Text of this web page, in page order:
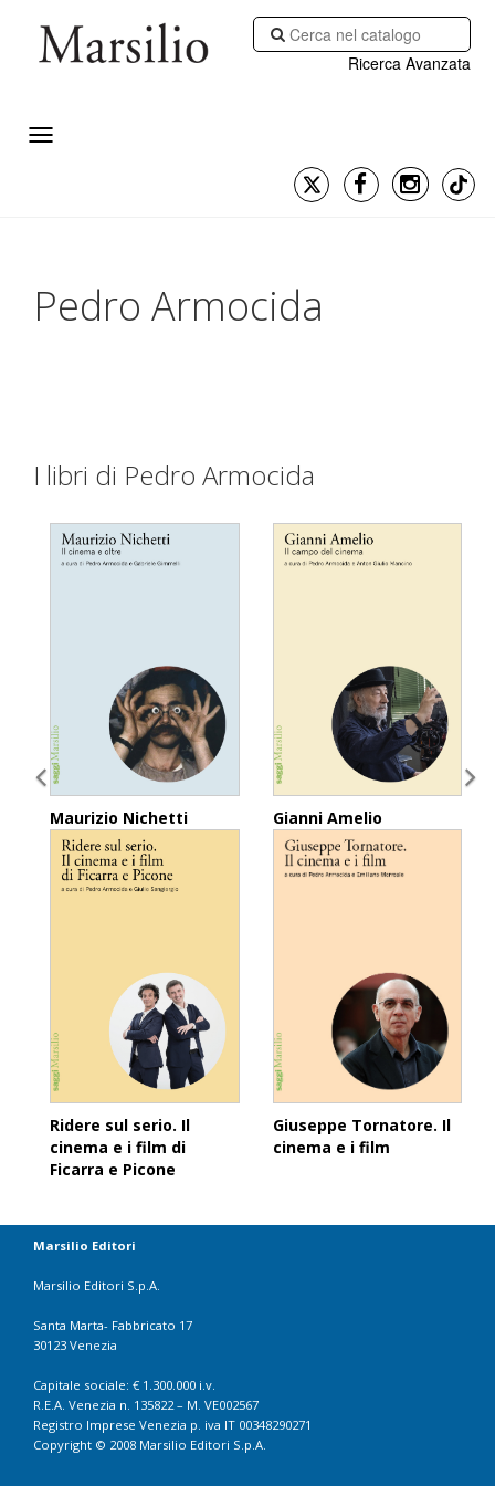
Ricerca Avanzata
Pedro Armocida
I libri di Pedro Armocida
Maurizio Nichetti Gianni Amelio
Ridere sul serio. Il
cinema e i film di
Ficarra e Picone
Giuseppe Tornatore. Il
cinema e i film
Marsilio Editori
Marsilio Editori S.p.A.
Santa Marta- Fabbricato 17
30123 Venezia
Capitale sociale: € 1.300.000 i.v.
R.E.A. Venezia n. 135822 – M. VE002567
Registro Imprese Venezia p. iva IT 00348290271
Copyright © 2008 Marsilio Editori S.p.A.